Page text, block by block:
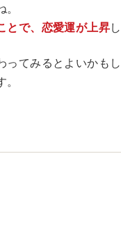
とで、恋愛運が上昇
てみるとよいかもし